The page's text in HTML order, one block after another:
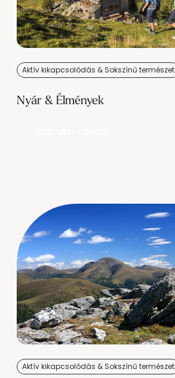
Aktív kikapcsolódás & Sokszínű természet
Nyár & Élmények
Aktív kikapcsolódás & Sokszínű természet